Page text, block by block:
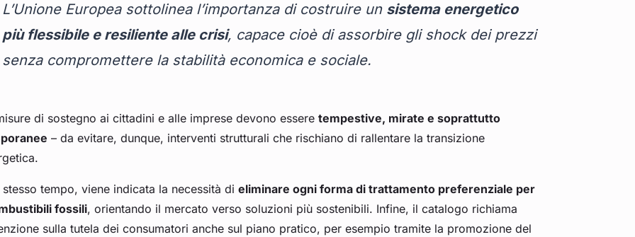
L’Unione Europea sottolinea l’importanza di costruire un sistema energetico
più flessibile e resiliente alle crisi, capace cioè di assorbire gli shock dei prezzi
senza compromettere la stabilità economica e sociale.
di sostegno ai cittadini e alle imprese devono essere tempestive, mirate e soprattutto
– da evitare, dunque, interventi strutturali che rischiano di rallentare la transizione
tempo, viene indicata la necessità di eliminare ogni forma di trattamento preferenziale per
fossili, orientando il mercato verso soluzioni più sostenibili. Infine, il catalogo richiama
sulla tutela dei consumatori anche sul piano pratico, per esempio tramite la promozione del